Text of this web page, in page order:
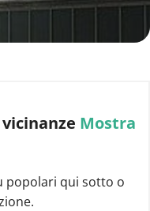
Mostra
popolari qui sotto o